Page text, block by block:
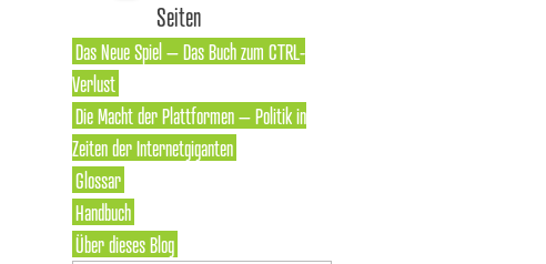
Seiten
Das Neue Spiel – Das Buch zum CTRL-
Verlust
Die Macht der Plattformen – Politik in
Zeiten der Internetgiganten
Glossar
Handbuch
Über dieses Blog